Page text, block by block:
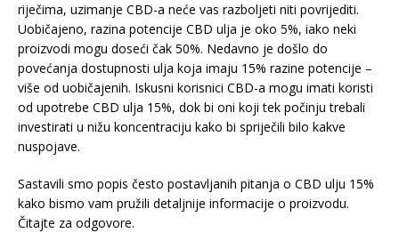
riječima, uzimanje CBD-a neće vas razboljeti niti povrijediti.
Uobičajeno, razina potencije CBD ulja je oko 5%, iako neki
proizvodi mogu doseći čak 50%. Nedavno je došlo do
povećanja dostupnosti ulja koja imaju 15% razine potencije –
više od uobičajenih. Iskusni korisnici CBD-a mogu imati koristi
od upotrebe CBD ulja 15%, dok bi oni koji tek počinju trebali
investirati u nižu koncentraciju kako bi spriječili bilo kakve
nuspojave.
Sastavili smo popis često postavljanih pitanja o CBD ulju 15%
kako bismo vam pružili detaljnije informacije o proizvodu.
Čitajte za odgovore.